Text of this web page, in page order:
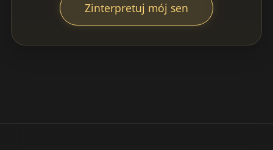
Zinterpretuj mój sen